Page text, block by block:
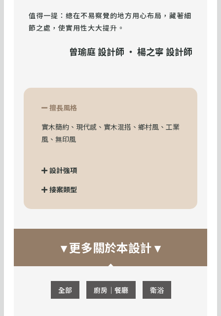
值得一提：總在不易察覺的地方用心布局，藏著細
節之處，使實用性大大提升。
曾瑜庭 設計師 ・ 楊之寧 設計師
擅長風格
實木簡約、現代感、實木混搭、鄉村風、工業
風、無印風
設計強項
接案類型
▾ 更多關於本設計 ▾
全部 廚房｜餐廳 衛浴